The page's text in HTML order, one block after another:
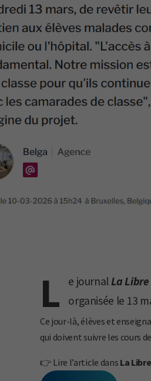
L e journalLa Libre
organisée le 13
Ce jour-là, élèves et
qui doivent suivre les cours
👉 Lire l’article dans La Libre